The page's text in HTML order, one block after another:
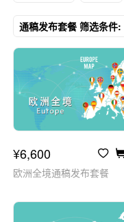
通稿发布套餐 筛选条件:
¥6,600
欧洲全境通稿发布套餐